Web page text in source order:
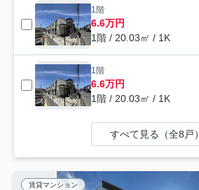
1階
6.6万円
1階 / 20.03㎡ / 1K
1階
6.6万円
1階 / 20.03㎡ / 1K
すべて見る（全8戸）
賃貸マンション